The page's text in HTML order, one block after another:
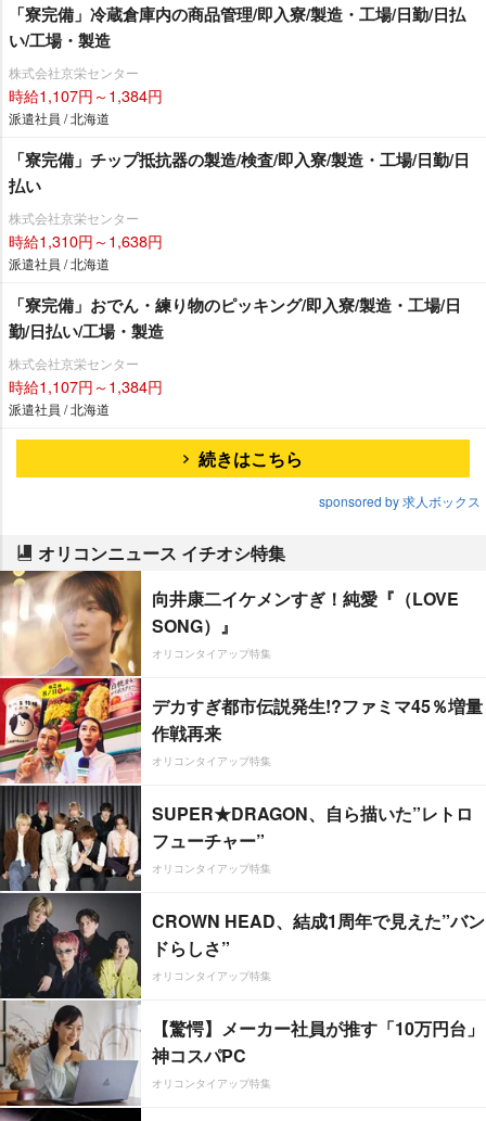
「寮完備」冷蔵倉庫内の商品管理/即入寮/製造・工場/日勤/日払
い/工場・製造
株式会社京栄センター
時給1,107円～1,384円
派遣社員 / 北海道
「寮完備」チップ抵抗器の製造/検査/即入寮/製造・工場/日勤/日
払い
株式会社京栄センター
時給1,310円～1,638円
派遣社員 / 北海道
「寮完備」おでん・練り物のピッキング/即入寮/製造・工場/日
勤/日払い/工場・製造
株式会社京栄センター
時給1,107円～1,384円
派遣社員 / 北海道
続きはこちら
sponsored by 求人ボックス
オリコンニュース イチオシ特集
向井康二イケメンすぎ！純愛『（LOVE
SONG）』
オリコンタイアップ特集
デカすぎ都市伝説発生!?ファミマ45％増量
作戦再来
オリコンタイアップ特集
SUPER★DRAGON、自ら描いた”レトロ
フューチャー”
オリコンタイアップ特集
CROWN HEAD、結成1周年で見えた”バン
ドらしさ”
オリコンタイアップ特集
【驚愕】メーカー社員が推す「10万円台」
神コスパPC
オリコンタイアップ特集